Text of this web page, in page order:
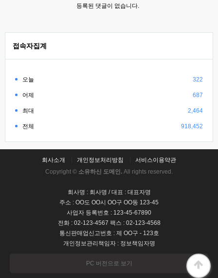
등록된 댓글이 없습니다.
접속자집계
오늘 322
어제 687
최대 2,464
전체 918,452
회사소개 개인정보처리방침
서비스이용약관
Copyright © 소유하신 도메인. All rights reserved.
회사명 : 회사명 / 대표 : 대표자명
주소 : OO도 OO시 OO구 OO동 123-45
사업자 등록번호 : 123-45-67890
전화 : 02-123-4567 팩스 : 02-123-4568
통신판매업신고번호 : 제 OO구 - 123호
개인정보관리책임자 : 정보책임자명
PC 버전으로 보기